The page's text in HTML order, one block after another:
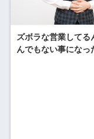
ズボラな営業してる
んでもない事になっ